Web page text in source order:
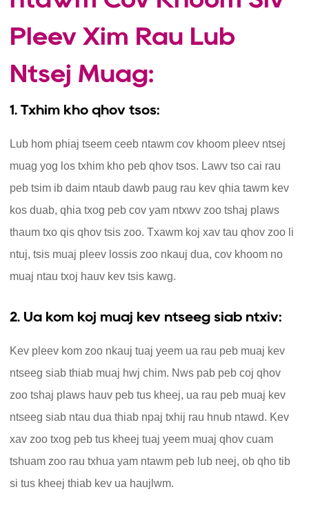
Pleev Xim Rau Lub
Ntsej Muag:
1. Txhim kho qhov tsos:
Lub hom phiaj tseem ceeb ntawm cov khoom pleev ntsej
muag yog los txhim kho peb qhov tsos. Lawv tso cai rau
peb tsim ib daim ntaub dawb paug rau kev qhia tawm kev
kos duab, qhia txog peb cov yam ntxwv zoo tshaj plaws
thaum txo qis qhov tsis zoo. Txawm koj xav tau qhov zoo li
ntuj, tsis muaj pleev lossis zoo nkauj dua, cov khoom no
muaj ntau txoj hauv kev tsis kawg.
2. Ua kom koj muaj kev ntseeg siab ntxiv:
Kev pleev kom zoo nkauj tuaj yeem ua rau peb muaj kev
ntseeg siab thiab muaj hwj chim. Nws pab peb coj qhov
zoo tshaj plaws hauv peb tus kheej, ua rau peb muaj kev
ntseeg siab ntau dua thiab npaj txhij rau hnub ntawd. Kev
xav zoo txog peb tus kheej tuaj yeem muaj qhov cuam
tshuam zoo rau txhua yam ntawm peb lub neej, ob qho tib
si tus kheej thiab kev ua haujlwm.